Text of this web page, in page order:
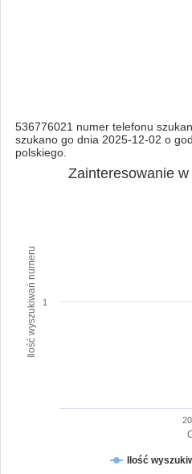
536776021 numer telefonu
szukano go dnia 2025-12-02 o
polskiego.
Ilość wyszukiwań numeru
Zainteresowanie
Ilość
1